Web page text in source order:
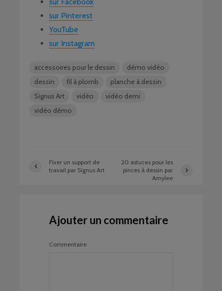
sur Pinterest
YouTube
sur Instagram
accessoires pour le dessin
démo vidéo
dessin
fil à plomb
planche à dessin
Signus Art
vidéo
vidéo demi
vidéo démo
Fixer un support de
travail par Signus Art
20 astuces pour les
pinces à dessin par
Amylee
Ajouter un commentaire
Commentaire